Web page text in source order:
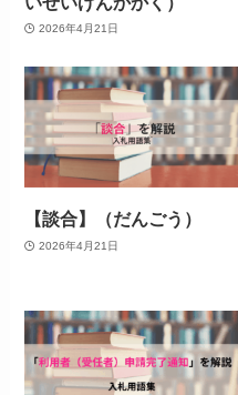
2026年4月21日
【談合】（だんごう）
2026年4月21日